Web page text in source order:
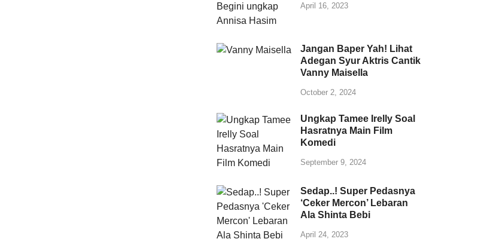
April 16, 2023
Jangan Baper Yah! Lihat
Adegan Syur Aktris Cantik
Vanny Maisella
October 2, 2024
Ungkap Tamee Irelly Soal
Hasratnya Main Film
Komedi
September 9, 2024
Sedap..! Super Pedasnya
‘Ceker Mercon’ Lebaran
Ala Shinta Bebi
April 24, 2023